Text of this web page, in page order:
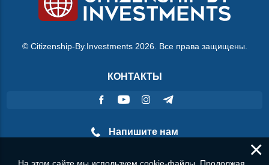
© Citizenship-By.Investments 2026. Все права защищены.
КОНТАКТЫ
Напишите нам
×